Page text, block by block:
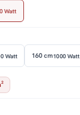
Watt
Watt 160 cm1000 Watt